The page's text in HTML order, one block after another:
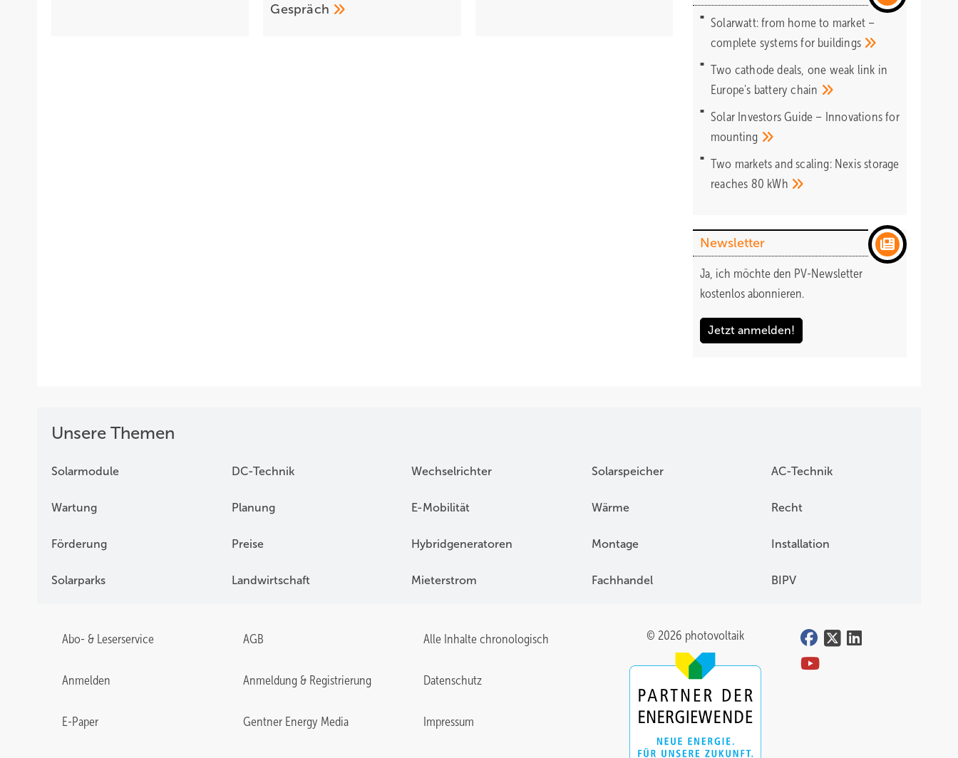
Gespräch
Solarwatt: from home to market –
complete systems for buildings
Two cathode deals, one weak link in
Europe's batterychain
Solar Investors Guide – Innovations for
mounting
Two markets and scaling: Nexis storage
reaches 80 kWh
Newsletter
Ja, ich möchte den PV-Newsletter
kostenlos abonnieren.
Jetzt anmelden!
Unsere Themen
Solarmodule DC-Technik Wechselrichter Solarspeicher AC-Technik
Wartung Planung E-Mobilität Wärme Recht
Förderung Preise Hybridgeneratoren Montage Installation
Solarparks Landwirtschaft Mieterstrom Fachhandel BIPV
Abo- & Leserservice AGB Alle Inhalte chronologisch
Anmelden Anmeldung & Registrierung Datenschutz
E-Paper Gentner Energy Media Impressum
© 2026 photovoltaik